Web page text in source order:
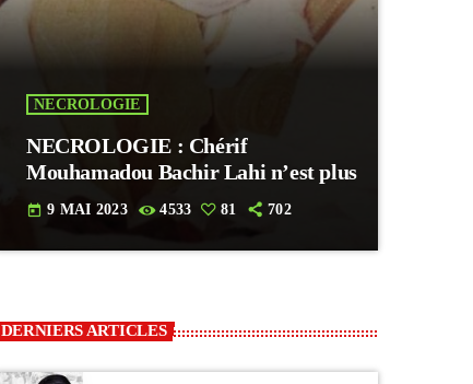
NECROLOGIE
NECROLOGIE : Chérif
Mouhamadou Bachir Lahi n’est plus
today 9 MAI 2023 4533 81 702
DERNIERS ARTICLES